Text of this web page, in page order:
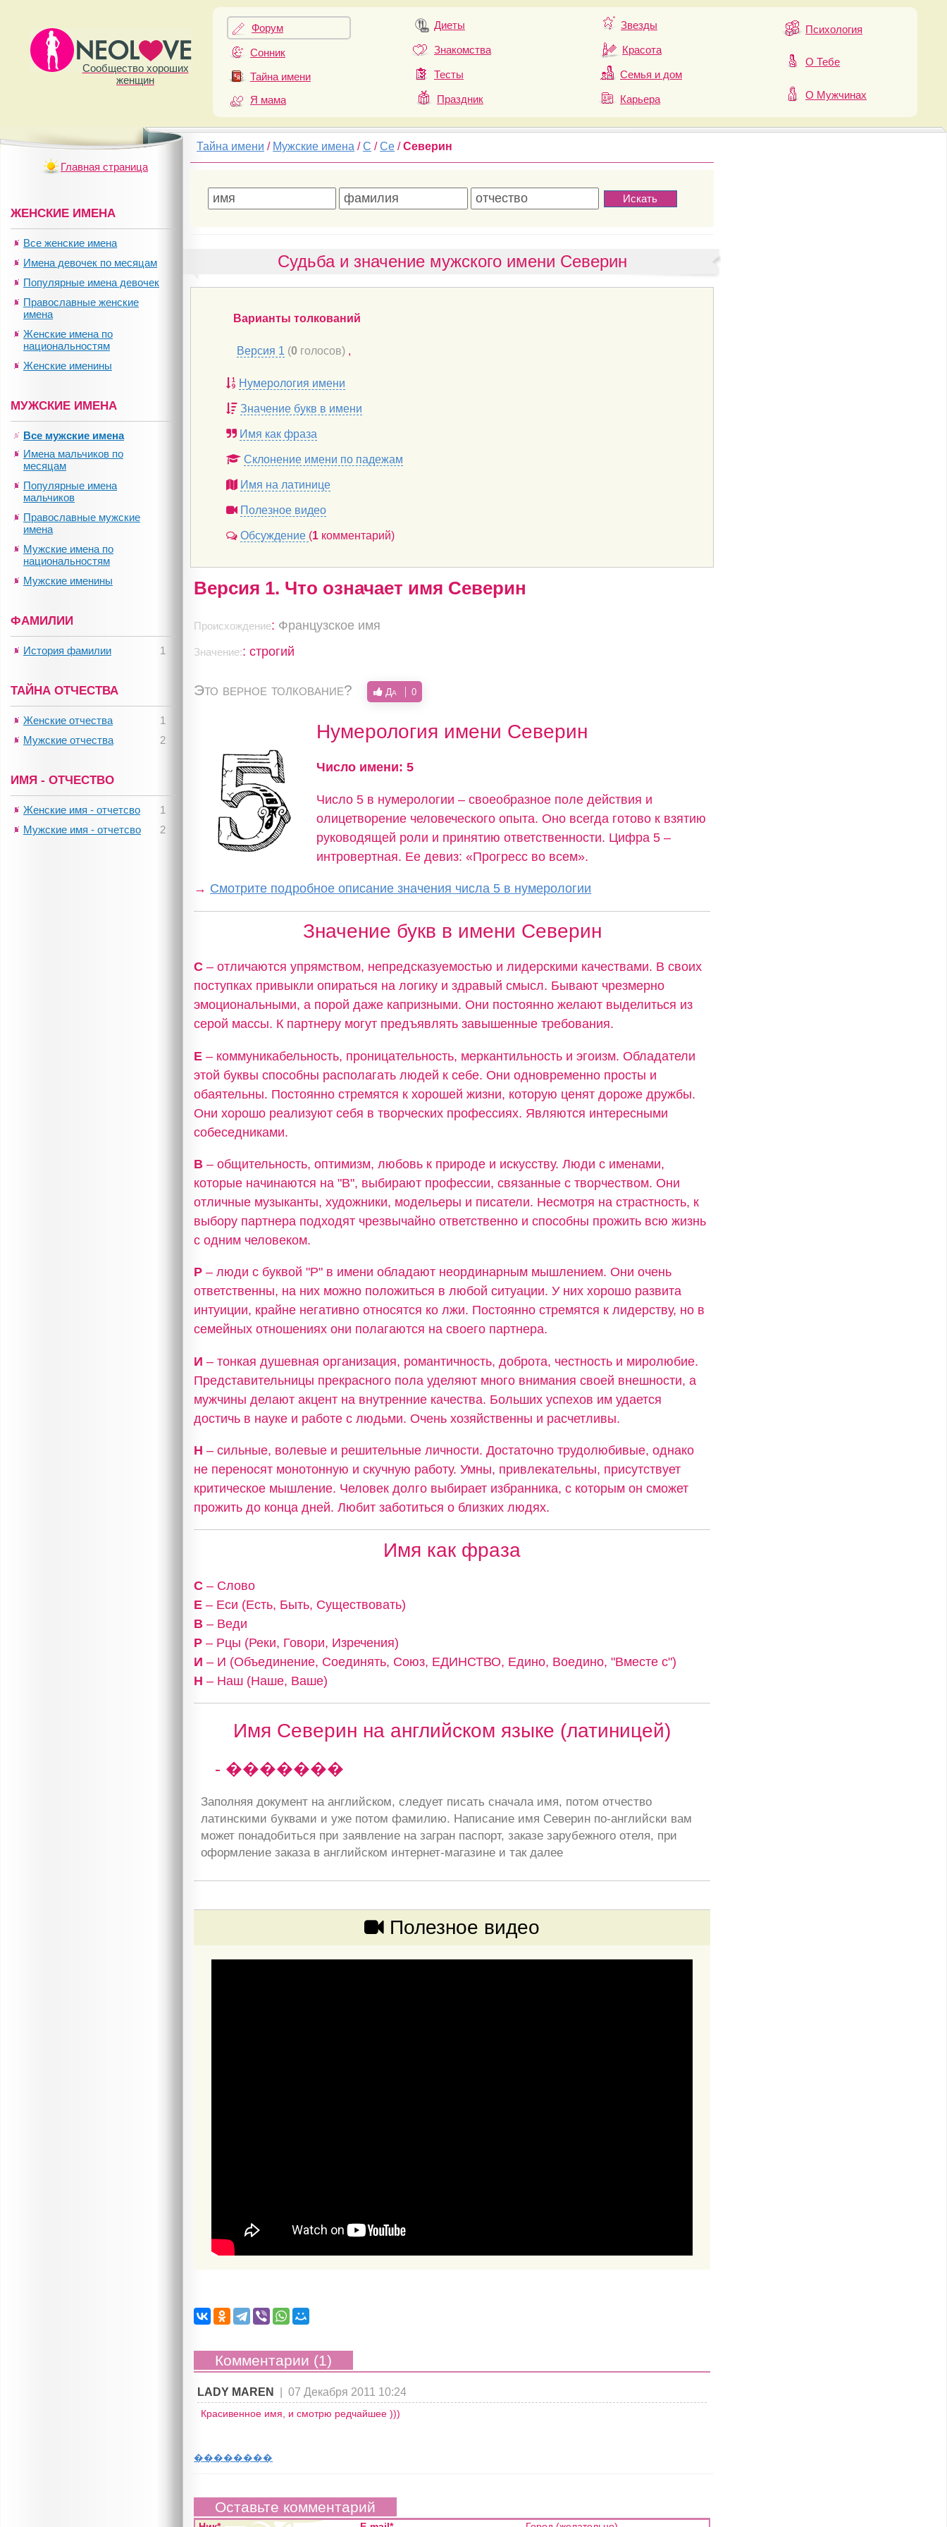
Сообщество хороших
женщин
Форум
Сонник
Тайна имени
Я мама
Диеты
Знакомства
Тесты
Праздник
Звезды
Красота
Семья и дом
Карьера
Психология
О Тебе
О Мужчинах
Тайна имени / Мужские имена /С /Се /Северин
Судьба и значение мужского имени Северин
Варианты толкований
Версия 1 (0 голосов) ,
Нумерология имени
Значение букв в имени
Имя как фраза
Склонение имени по падежам
Имя на латинице
Полезное видео
Обсуждение (1 комментарий)
Версия 1. Что означает имя Северин
Происхождение: Французское имя
Значение:: строгий
Это верное толкование? Да 0
Нумерология имени Северин
Число имени: 5
Число 5 в нумерологии – своеобразное поле действия и
олицетворение человеческого опыта. Оно всегда готово к взятию
руководящей роли и принятию ответственности. Цифра 5 –
интровертная. Ее девиз: «Прогресс во всем».
→ Смотрите подробное описание значения числа 5 в нумерологии
Значение букв в имени Северин
С – отличаются упрямством, непредсказуемостью и лидерскими качествами. В своих
поступках привыкли опираться на логику и здравый смысл. Бывают чрезмерно
эмоциональными, а порой даже капризными. Они постоянно желают выделиться из
серой массы. К партнеру могут предъявлять завышенные требования.
Е – коммуникабельность, проницательность, меркантильность и эгоизм. Обладатели
этой буквы способны располагать людей к себе. Они одновременно просты и
обаятельны. Постоянно стремятся к хорошей жизни, которую ценят дороже дружбы.
Они хорошо реализуют себя в творческих профессиях. Являются интересными
собеседниками.
В – общительность, оптимизм, любовь к природе и искусству. Люди с именами,
которые начинаются на "В", выбирают профессии, связанные с творчеством. Они
отличные музыканты, художники, модельеры и писатели. Несмотря на страстность, к
выбору партнера подходят чрезвычайно ответственно и способны прожить всю жизнь
с одним человеком.
Р – люди с буквой "Р" в имени обладают неординарным мышлением. Они очень
ответственны, на них можно положиться в любой ситуации. У них хорошо развита
интуиции, крайне негативно относятся ко лжи. Постоянно стремятся к лидерству, но в
семейных отношениях они полагаются на своего партнера.
И – тонкая душевная организация, романтичность, доброта, честность и миролюбие.
Представительницы прекрасного пола уделяют много внимания своей внешности, а
мужчины делают акцент на внутренние качества. Больших успехов им удается
достичь в науке и работе с людьми. Очень хозяйственны и расчетливы.
Н – сильные, волевые и решительные личности. Достаточно трудолюбивые, однако
не переносят монотонную и скучную работу. Умны, привлекательны, присутствует
критическое мышление. Человек долго выбирает избранника, с которым он сможет
прожить до конца дней. Любит заботиться о близких людях.
Имя как фраза
С – Слово
Е – Еси (Есть, Быть, Существовать)
В – Веди
Р – Рцы (Реки, Говори, Изречения)
И – И (Объединение, Соединять, Союз, ЕДИНСТВО, Едино, Воедино, "Вместе с")
Н – Наш (Наше, Ваше)
Имя Северин на английском языке (латиницей)
- �������
Заполняя документ на английском, следует писать сначала имя, потом отчество
латинскими буквами и уже потом фамилию. Написание имя Северин по-английски вам
может понадобиться при заявление на загран паспорт, заказе зарубежного отеля, при
оформление заказа в английском интернет-магазине и так далее
Полезное видео
Комментарии (1)
LADY МАREN |07 Декабря 2011 10:24
Красивенное имя, и смотрю редчайшее )))
��������
Оставьте комментарий
Главная страница
ЖЕНСКИЕ ИМЕНА
Все женские имена
Имена девочек по месяцам
Популярные имена девочек
Православные женские
имена
Женские имена по
национальностям
Женские именины
МУЖСКИЕ ИМЕНА
Все мужские имена
Имена мальчиков по
месяцам
Популярные имена
мальчиков
Православные мужские
имена
Мужские имена по
национальностям
Мужские именины
ФАМИЛИИ
1
История фамилии
ТАЙНА ОТЧЕСТВА
1
Женские отчества
2
Мужские отчества
ИМЯ - ОТЧЕСТВО
1
Женские имя - отчетсво
2
Мужские имя - отчетсво